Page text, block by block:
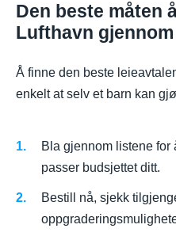
Den beste måten
Lufthavn
Å finne den beste
enkelt at selv et barn kan
Bla gjennom listene for
passer budsjettet ditt.
Bestill nå, sjekk